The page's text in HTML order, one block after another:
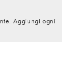
Aggiungi ogni